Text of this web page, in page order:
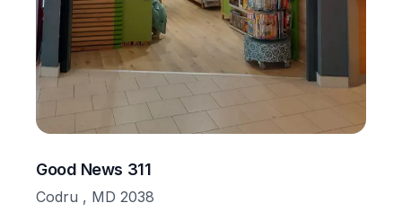
Good News 311
Codru , MD 2038